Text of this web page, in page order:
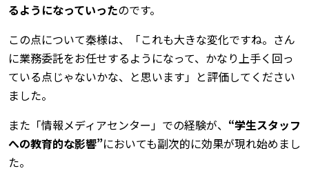
るようになっていったのです。
この点について秦様は、「これも大きな変化ですね。さん
に業務委託をお任せするようになって、かなり上手く回っ
ている点じゃないかな、と思います」と評価してください
ました。
また「情報メディアセンター」での経験が、 “学生スタッフ
への教育的な影響”においても副次的に効果が現れ始めまし
た。